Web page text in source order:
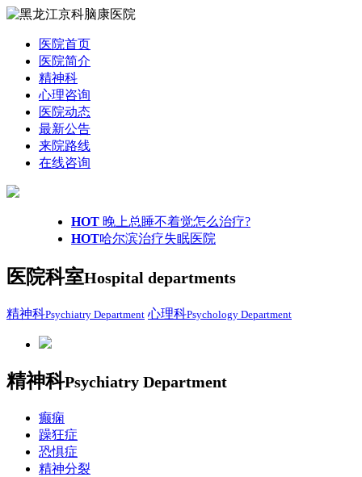
医院首页
医院简介
精神科
心理咨询
医院动态
最新公告
来院路线
在线咨询
HOT 晚上总睡不着觉怎么治疗?
HOT哈尔滨治疗失眠医院
医院科室Hospital departments
精神科Psychiatry Department 心理科Psychology Department
精神科Psychiatry Department
癫痫
躁狂症
恐惧症
精神分裂